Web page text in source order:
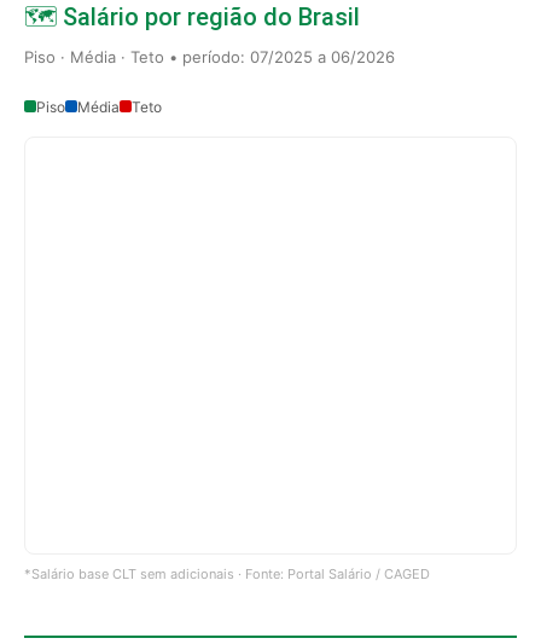
🗺️ Salário por região do Brasil
Piso · Média · Teto • período: 07/2025 a 06/2026
Piso Média Teto
*Salário base CLT sem adicionais · Fonte: Portal Salário / CAGED